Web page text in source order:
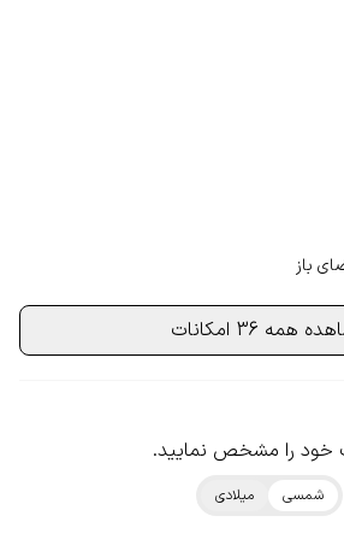
باز
همه 36 امکانات
خود را مشخص نمایید.
شمسی میلادی